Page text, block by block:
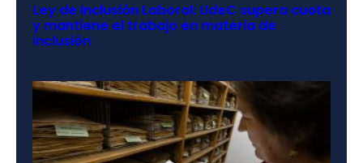
Ley de Inclusión Laboral: UdeC supera cuota
y mantiene el trabajo en materia de
inclusión